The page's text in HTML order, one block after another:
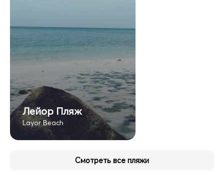
Лейор Пляж
Layor Beach
Смотреть все пляжи